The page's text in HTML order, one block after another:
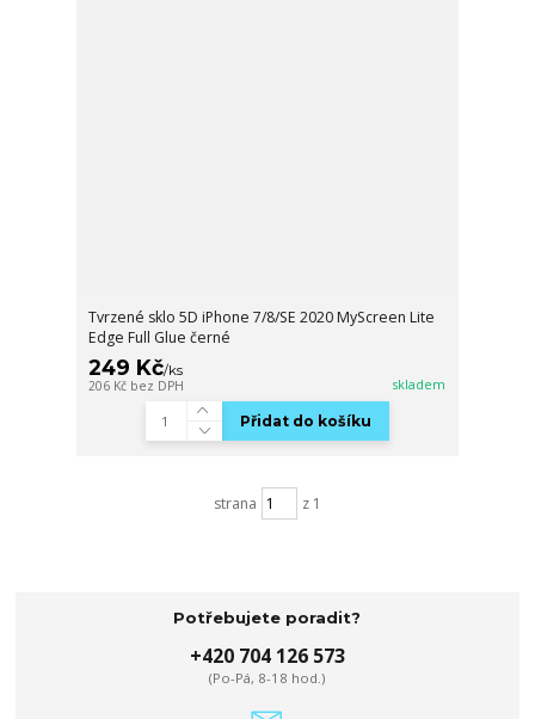
Tvrzené sklo 5D iPhone 7/8/SE 2020 MyScreen Lite
Edge Full Glue černé
249 Kč/ks
206 Kč bez DPH skladem
Přidat do košíku
strana z 1
Potřebujete poradit?
+420 704 126 573
(Po-Pá, 8-18 hod.)